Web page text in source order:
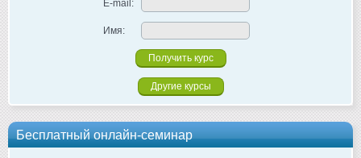
E-mail:
Имя:
Другие курсы
Бесплатный онлайн-семинар